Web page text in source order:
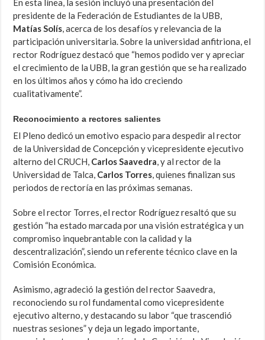
En esta línea, la sesión incluyó una presentación del
presidente de la Federación de Estudiantes de la UBB,
Matías Solís, acerca de los desafíos y relevancia de la
participación universitaria. Sobre la universidad anfitriona, el
rector Rodríguez destacó que “hemos podido ver y apreciar
el crecimiento de la UBB, la gran gestión que se ha realizado
en los últimos años y cómo ha ido creciendo
cualitativamente”.
Reconocimiento a rectores salientes
El Pleno dedicó un emotivo espacio para despedir al rector
de la Universidad de Concepción y vicepresidente ejecutivo
alterno del CRUCH, Carlos Saavedra, y al rector de la
Universidad de Talca, Carlos Torres, quienes finalizan sus
periodos de rectoría en las próximas semanas.
Sobre el rector Torres, el rector Rodríguez resaltó que su
gestión “ha estado marcada por una visión estratégica y un
compromiso inquebrantable con la calidad y la
descentralización”, siendo un referente técnico clave en la
Comisión Económica.
Asimismo, agradeció la gestión del rector Saavedra,
reconociendo su rol fundamental como vicepresidente
ejecutivo alterno, y destacando su labor “que trascendió
nuestras sesiones” y deja un legado importante,